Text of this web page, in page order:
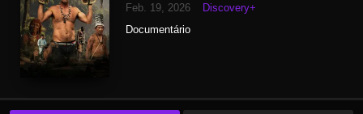
Feb. 19, 2026
Discovery+
Documentário